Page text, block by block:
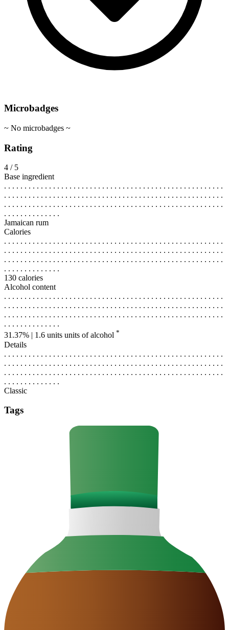
Microbadges
~ No microbadges ~
Rating
4 / 5
Base ingredient
. . . . . . . . . . . . . . . . . . . . . . . . . . . . . . . . . . . . . . . . . . . . . . . . . . . . . .
. . . . . . . . . . . . . . . . . . . . . . . . . . . . . . . . . . . . . . . . . . . . . . . . . . . . . .
. . . . . . . . . . . . . . . . . . . . . . . . . . . . . . . . . . . . . . . . . . . . . . . . . . . . . .
. . . . . . . . . . . . . .
Jamaican rum
Calories
. . . . . . . . . . . . . . . . . . . . . . . . . . . . . . . . . . . . . . . . . . . . . . . . . . . . . .
. . . . . . . . . . . . . . . . . . . . . . . . . . . . . . . . . . . . . . . . . . . . . . . . . . . . . .
. . . . . . . . . . . . . . . . . . . . . . . . . . . . . . . . . . . . . . . . . . . . . . . . . . . . . .
. . . . . . . . . . . . . .
130 calories
Alcohol content
. . . . . . . . . . . . . . . . . . . . . . . . . . . . . . . . . . . . . . . . . . . . . . . . . . . . . .
. . . . . . . . . . . . . . . . . . . . . . . . . . . . . . . . . . . . . . . . . . . . . . . . . . . . . .
. . . . . . . . . . . . . . . . . . . . . . . . . . . . . . . . . . . . . . . . . . . . . . . . . . . . . .
. . . . . . . . . . . . . .
31.37% | 1.6 units units of alcohol *
Details
. . . . . . . . . . . . . . . . . . . . . . . . . . . . . . . . . . . . . . . . . . . . . . . . . . . . . .
. . . . . . . . . . . . . . . . . . . . . . . . . . . . . . . . . . . . . . . . . . . . . . . . . . . . . .
. . . . . . . . . . . . . . . . . . . . . . . . . . . . . . . . . . . . . . . . . . . . . . . . . . . . . .
. . . . . . . . . . . . . .
Classic
Tags